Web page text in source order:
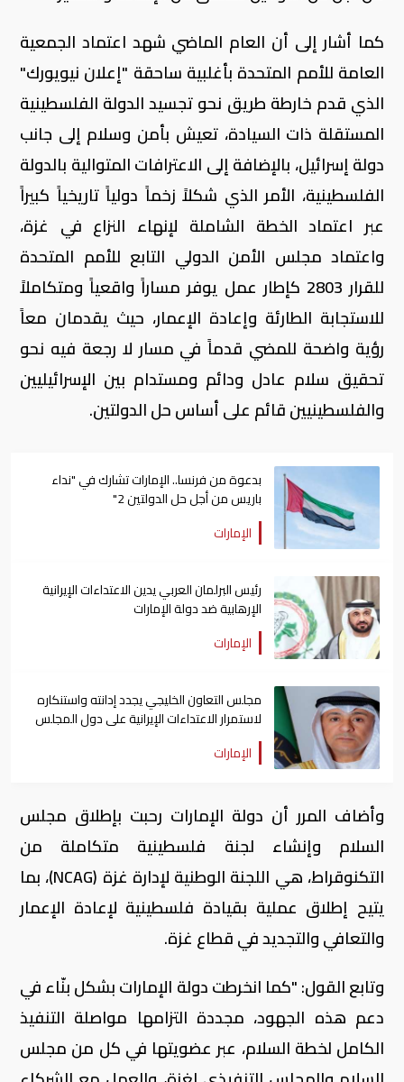
كما أشار إلى أن العام الماضي شهد اعتماد الجمعية
العامة للأمم المتحدة بأغلبية ساحقة "إعلان نيويورك"
الذي قدم خارطة طريق نحو تجسيد الدولة الفلسطينية
المستقلة ذات السيادة، تعيش بأمن وسلام إلى جانب
دولة إسرائيل، بالإضافة إلى الاعترافات المتوالية بالدولة
الفلسطينية، الأمر الذي شكلاً زخماً دولياً تاريخياً كبيراً
عبر اعتماد الخطة الشاملة لإنهاء النزاع في غزة،
واعتماد مجلس الأمن الدولي التابع للأمم المتحدة
للقرار 2803 كإطار عمل يوفر مساراً واقعياً ومتكاملاً
للاستجابة الطارئة وإعادة الإعمار، حيث يقدمان معاً
رؤية واضحة للمضي قدماً في مسار لا رجعة فيه نحو
تحقيق سلام عادل ودائم ومستدام بين الإسرائيليين
والفلسطينيين قائم على أساس حل الدولتين.
بدعوة من فرنسا.. الإمارات تشارك في "نداء
باريس من أجل حل الدولتين 2"
الإمارات
رئيس البرلمان العربي يدين الاعتداءات الإيرانية
الإرهابية ضد دولة الإمارات
الإمارات
مجلس التعاون الخليجي يجدد إدانته واستنكاره
لاستمرار الاعتداءات الإيرانية على دول المجلس
الإمارات
وأضاف المرر أن دولة الإمارات رحبت بإطلاق مجلس
السلام وإنشاء لجنة فلسطينية متكاملة من
التكنوقراط، هي اللجنة الوطنية لإدارة غزة (NCAG)، بما
يتيح إطلاق عملية بقيادة فلسطينية لإعادة الإعمار
والتعافي والتجديد في قطاع غزة.
وتابع القول: "كما انخرطت دولة الإمارات بشكل بنّاء في
دعم هذه الجهود، مجددة التزامها مواصلة التنفيذ
الكامل لخطة السلام، عبر عضويتها في كل من مجلس